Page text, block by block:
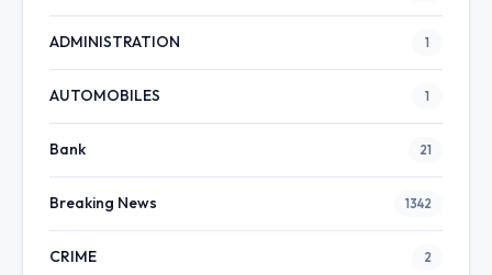
ADMINISTRATION 1
AUTOMOBILES 1
Bank 21
Breaking News 1342
CRIME 2